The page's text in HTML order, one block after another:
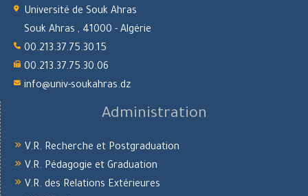
Université de Souk Ahras
Souk Ahras , 41000 - Algérie
00.213.37.75.30.15
00.213.37.75.30.06
info@univ-soukahras.dz
Administration
V.R. Recherche et Postgraduation
V.R. Pédagogie et Graduation
V.R. des Relations Extérieures